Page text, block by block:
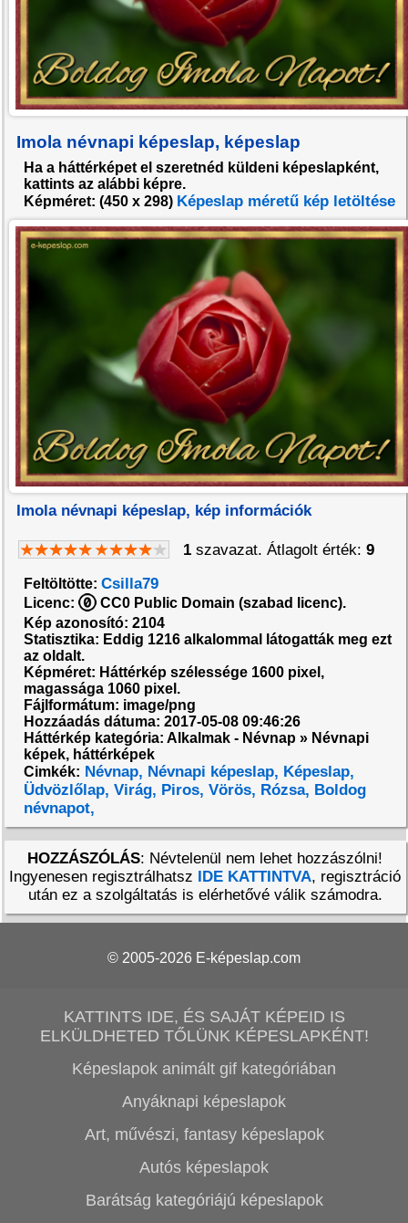
Imola névnapi képeslap, képeslap
Ha a háttérképet el szeretnéd küldeni képeslapként,
kattints az alábbi képre.
Képméret: (450 x 298) Képeslap méretű kép letöltése
Imola névnapi képeslap, kép információk
1 szavazat. Átlagolt érték: 9
Feltöltötte: Csilla79
Licenc:
CC0 Public Domain (szabad licenc).
Kép azonosító: 2104
Statisztika: Eddig 1216 alkalommal látogatták meg ezt
az oldalt.
Képméret: Háttérkép szélessége 1600 pixel,
magassága 1060 pixel.
Fájlformátum: image/png
Hozzáadás dátuma: 2017-05-08 09:46:26
Háttérkép kategória: Alkalmak - Névnap » Névnapi
képek, háttérképek
Cimkék: Névnap, Névnapi képeslap, Képeslap,
Üdvözlőlap, Virág, Piros, Vörös, Rózsa, Boldog
névnapot,
HOZZÁSZÓLÁS: Névtelenül nem lehet hozzászólni!
Ingyenesen regisztrálhatsz IDE KATTINTVA, regisztráció
után ez a szolgáltatás is elérhetővé válik számodra.
© 2005-2026 E-képeslap.com
KATTINTS IDE, ÉS SAJÁT KÉPEID IS
ELKÜLDHETED TŐLÜNK KÉPESLAPKÉNT!
Képeslapok animált gif kategóriában
Anyáknapi képeslapok
Art, művészi, fantasy képeslapok
Autós képeslapok
Barátság kategóriájú képeslapok